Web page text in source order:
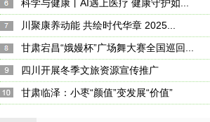
科学与健康丨AI遇上医疗 健康守护如...
川聚康养动能 共绘时代华章 2025...
甘肃宕昌“娥嫚杯”广场舞大赛全国巡回...
四川开展冬季文旅资源宣传推广
甘肃临泽：小枣“颜值”变发展“价值”